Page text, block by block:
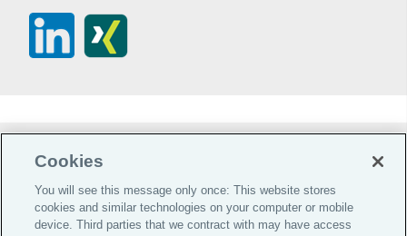
Do Not Sell or Share My Personal Information |
Datenschutz-Präferenz-Center |
Global Home
Cookies
You will see this message only once: This website stores
cookies and similar technologies on your computer or mobile
device. Third parties that we contract with may have access